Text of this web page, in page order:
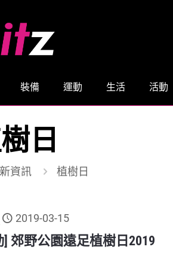
裝備 運動 生活 活動
日
資訊 植樹日
2019-03-15
] 郊野公園遠足植樹日2019